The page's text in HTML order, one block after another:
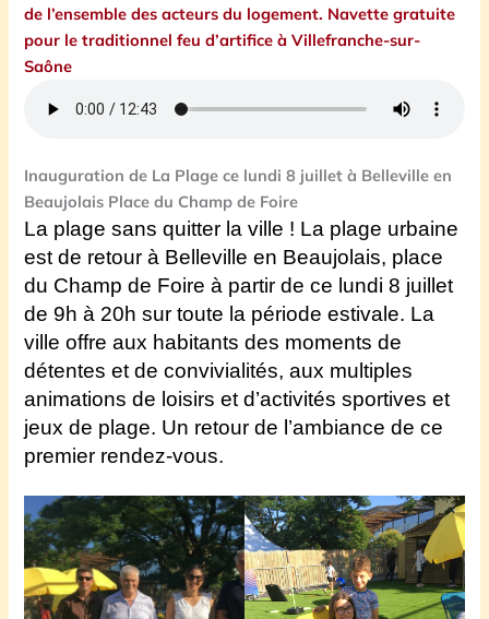
de l’ensemble des acteurs du logement. Navette gratuite
pour le traditionnel feu d’artifice à Villefranche-sur-
Saône
Inauguration de La Plage ce lundi 8 juillet à Belleville en
Beaujolais Place du Champ de Foire
La plage sans quitter la ville ! La plage urbaine
est de retour à Belleville en Beaujolais, place
du Champ de Foire à partir de ce lundi 8 juillet
de 9h à 20h sur toute la période estivale. La
ville offre aux habitants des moments de
détentes et de convivialités, aux multiples
animations de loisirs et d’activités sportives et
jeux de plage. Un retour de l’ambiance de ce
premier rendez-vous.